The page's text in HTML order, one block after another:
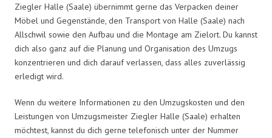
Ziegler Halle (Saale) übernimmt gerne das Verpacken deiner
Möbel und Gegenstände, den Transport von Halle (Saale) nach
Allschwil sowie den Aufbau und die Montage am Zielort. Du kannst
dich also ganz auf die Planung und Organisation des Umzugs
konzentrieren und dich darauf verlassen, dass alles zuverlässig
erledigt wird.
Wenn du weitere Informationen zu den Umzugskosten und den
Leistungen von Umzugsmeister Ziegler Halle (Saale) erhalten
möchtest, kannst du dich gerne telefonisch unter der Nummer